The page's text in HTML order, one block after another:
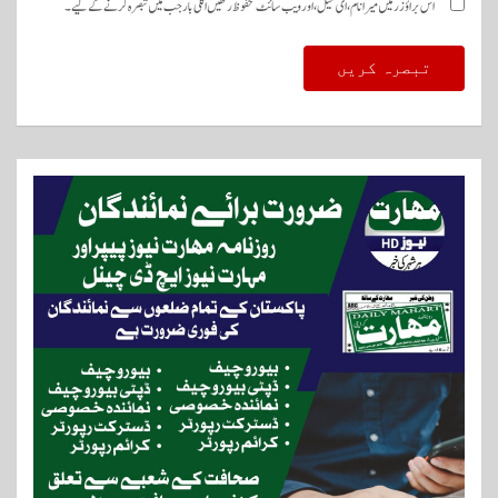
اس براؤزر میں میرا نام، ای میل، اور ویب سائٹ محفوظ رکھیں اگلی بار جب میں تبصرہ کرنے کےلیے۔